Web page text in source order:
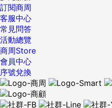
訂閱商周
客服中心
常見問答
活動總覽
商周Store
會員中心
序號兌換